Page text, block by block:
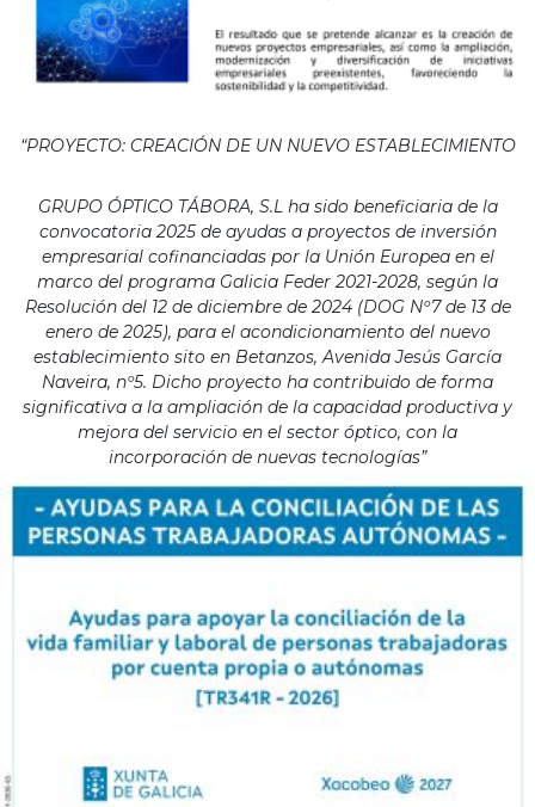
“PROYECTO: CREACIÓN DE UN NUEVO ESTABLECIMIENTO
GRUPO ÓPTICO TÁBORA, S.L ha sido beneficiaria de la
convocatoria 2025 de ayudas a proyectos de inversión
empresarial cofinanciadas por la Unión Europea en el
marco del programa Galicia Feder 2021-2028, según la
Resolución del 12 de diciembre de 2024 (DOG Nº7 de 13 de
enero de 2025), para el acondicionamiento del nuevo
establecimiento sito en Betanzos, Avenida Jesús García
Naveira, nº5. Dicho proyecto ha contribuido de forma
significativa a la ampliación de la capacidad productiva y
mejora del servicio en el sector óptico, con la
incorporación de nuevas tecnologías”